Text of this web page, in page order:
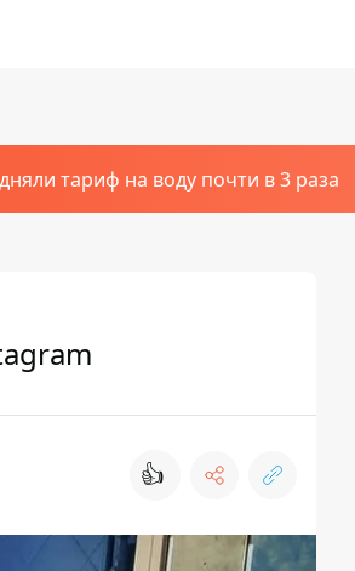
тариф на воду почти в 3 раза
👍